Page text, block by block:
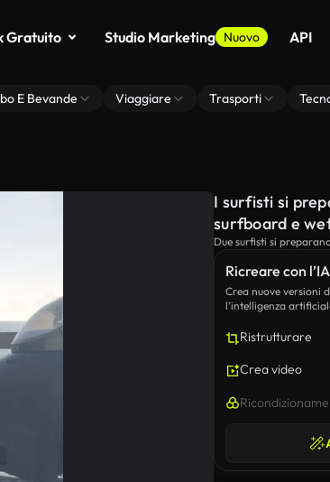
Gratuito Studio Marketing Nuovo API
E Bevande Viaggiare Trasporti
Ricreare con l’IA
Crea nuove versioni
l’intelligenza
Ristrutturare
Crea video
I surfisti si
surfboard e
Due surfisti si
borsa.La scena
mentre si preparano